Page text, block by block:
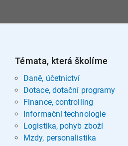
Témata, která školíme
Daně, účetnictví
Dotace, dotační programy
Finance, controlling
Informační technologie
Logistika, pohyb zboží
Mzdy, personalistika